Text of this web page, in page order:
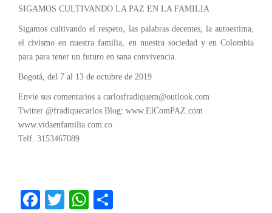
SIGAMOS CULTIVANDO LA PAZ EN LA FAMILIA
Sigamos cultivando el respeto, las palabras decentes, la autoestima,
el civismo en nuestra familia, en nuestra sociedad y en Colombia
para para tener un futuro en sana convivencia.
Bogotá, del 7 al 13 de octubre de 2019
Envíe sus comentarios a carlosfradiquem@outlook.com
Twitter @fradiquecarlos Blog: www.ElComPAZ.com
www.vidaenfamilia.com.co
Telf. 3153467089
Fa T
W